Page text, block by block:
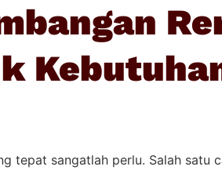
tepat sangatlah perlu. Salah satu